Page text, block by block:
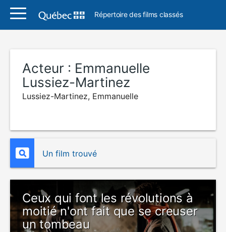
Répertoire des films classés
Acteur : Emmanuelle
Lussiez-Martinez
Lussiez-Martinez, Emmanuelle
Un film trouvé
Ceux qui font les révolutions à
moitié n'ont fait que se creuser
un tombeau